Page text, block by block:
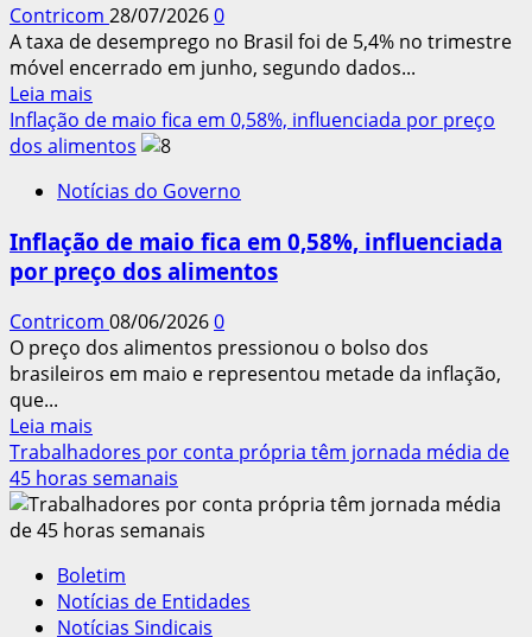
Contricom 28/07/20260
A taxa de desemprego no Brasil foi de 5,4% no trimestre
móvel encerrado em junho, segundo dados...
Leia mais
mais
sobre
de
cai
para
no
trimestre
encerrado
junho,
diz
IBGE
Inflação de maio fica em 0,58%, influenciada por preço
dos alimentos
Notícias do Governo
Inflação de maio fica em 0,58%, influenciada
por preço dos alimentos
Contricom 08/06/20260
O preço dos alimentos pressionou o bolso dos
brasileiros em maio e representou metade da inflação,
que...
Leia mais
mais
sobre
Inflação
de
fica
em
Trabalhadores por conta própria têm jornada média de
45 horas semanais
Boletim
Notícias de Entidades
Notícias Sindicais